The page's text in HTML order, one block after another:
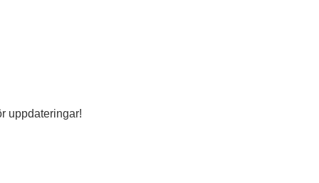
uppdateringar!